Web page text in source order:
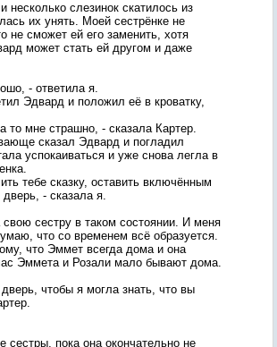
несколько слезинок скатилось из
их унять. Моей сестрёнке не
не сможет ей его заменить, хотя
может стать ей другом и даже
- ответила я.
Эдвард и положил её в кроватку,
то мне страшно, - сказала Картер.
сказал Эдвард и погладил
успокаиваться и уже снова легла в
тебе сказку, оставить включённым
дверь, - сказала я.
сестру в таком состоянии. И меня
что со временем всё образуется.
что Эммет всегда дома и она
Эммета и Розали мало бывают дома.
чтобы я могла знать, что вы
сестры, пока она окончательно не